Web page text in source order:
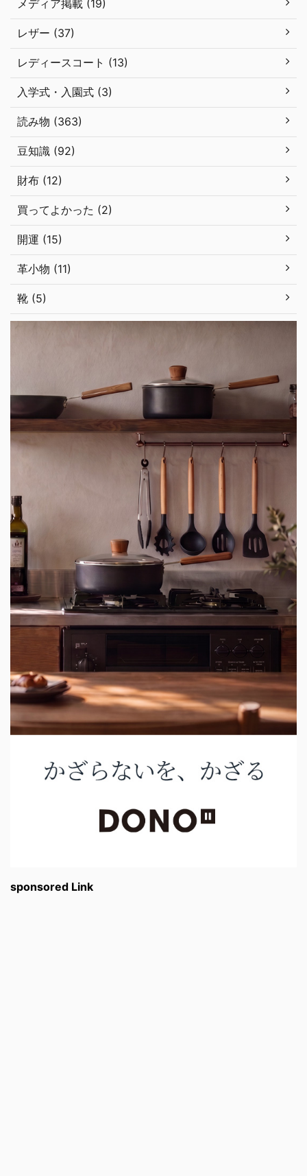
メディア掲載 (19)
レザー (37)
レディースコート (13)
入学式・入園式 (3)
読み物 (363)
豆知識 (92)
財布 (12)
買ってよかった (2)
開運 (15)
革小物 (11)
靴 (5)
sponsored Link